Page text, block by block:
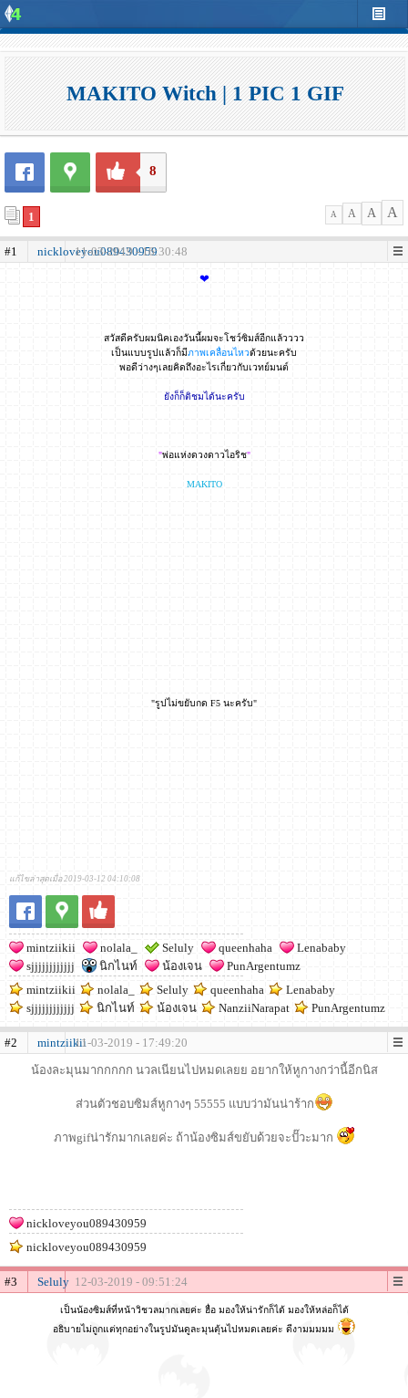
MAKITO Witch | 1 PIC 1 GIF
8
1 A A A A
#1 nickloveyou089430959
11-03-2019 - 16:30:48
❤
สวัสดีครับผมนิคเองวันนี้ผมจะโชว์ซิมส์อีกแล้วววว
เป็นแบบรูปแล้วก็มีภาพเคลื่อนไหวด้วยนะครับ
พอดีว่างๆเลยคิดถึงอะไรเกี่ยวกับเวทย์มนต์
ยังก็ก็ติชมได้นะครับ
"พ่อแห่งดวงดาวไอริช"
MAKITO
"รูปไม่ขยับกด F5 นะครับ"
แก้ไขล่าสุดเมื่อ 2019-03-12 04:10:08
mintziikii nolala_ Seluly queenhaha
Lenababy
sjjjjjjjjjjjj
นิกไนท์ น้องเจน
PunArgentumz
mintziikii
nolala_ Seluly queenhaha
Lenababy
sjjjjjjjjjjjj
นิกไนท์ น้องเจน NanziiNarapat PunArgentumz
#2 mintziikii11-03-2019 - 17:49:20
น้องละมุนมากกกกก นวลเนียนไปหมดเลยย อยากให้หูกางกว่านี้อีกนิส
ส่วนตัวชอบซิมส์หูกางๆ 55555 แบบว่ามันน่าร้าก
ภาพgifน่ารักมากเลยค่ะ ถ้าน้องซิมส์ขยับด้วยจะปั๊วะมาก
nickloveyou089430959
nickloveyou089430959
#3 Seluly 12-03-2019 - 09:51:24
เป็นน้องซิมส์ที่หน้าวิชวลมากเลยค่ะ ฮื่อ มองให้น่ารักก็ได้ มองให้หล่อก็ได้
อธิบายไม่ถูกแต่ทุกอย่างในรูปมันดูละมุนตุ้นไปหมดเลยค่ะ ดีงามมมมม